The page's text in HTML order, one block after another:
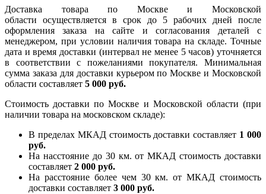
Доставка товара по Москве и Московской
области осуществляется в срок до 5 рабочих дней после
оформления заказа на сайте и согласования деталей с
менеджером, при условии наличия товара на складе. Точные
дата и время доставки (интервал не менее 5 часов) уточняется
в соответствии с пожеланиями покупателя. Минимальная
сумма заказа для доставки курьером по Москве и Московской
области составляет 5 000 руб.
Стоимость доставки по Москве и Московской области (при
наличии товара на московском складе):
В пределах МКАД стоимость доставки составляет 1 000
руб.
На насcтояние до 30 км. от МКАД стоимость доставки
составляет 2 000 руб.
На расстояние более чем 30 км. от МКАД стоимость
доставки составляет 3 000 руб.